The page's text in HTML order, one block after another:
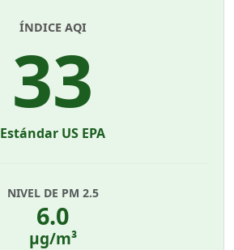
ÍNDICE AQI
33
Estándar US EPA
NIVEL DE PM 2.5
6.0
µg/m³